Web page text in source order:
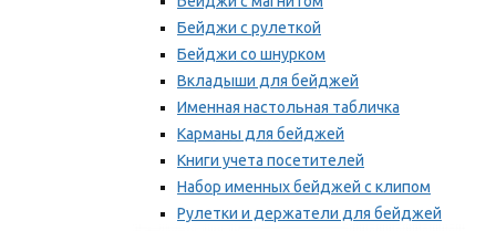
Бейджи с рулеткой
Бейджи со шнурком
Вкладыши для бейджей
Именная настольная табличка
Карманы для бейджей
Книги учета посетителей
Набор именных бейджей с клипом
Рулетки и держатели для бейджей